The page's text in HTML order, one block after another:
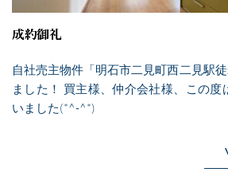
成約御礼
自社売主物件「明石市二見町西二見駅
ました！ 買主様、仲介会社様、この
いました(*^-^*)